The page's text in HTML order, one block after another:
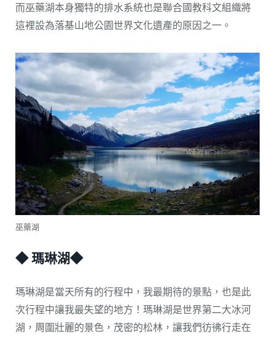
而巫藥湖本身獨特的排水系統也是聯合國教科文組織將
這裡設為落基山地公園世界文化遺產的原因之一。
巫藥湖
◆ 瑪琳湖◆
瑪琳湖是當天所有的行程中，我最期待的景點，也是此
次行程中讓我最失望的地方！瑪琳湖是世界第二大冰河
湖，周圍壯麗的景色，茂密的松林，讓我們彷彿行走在